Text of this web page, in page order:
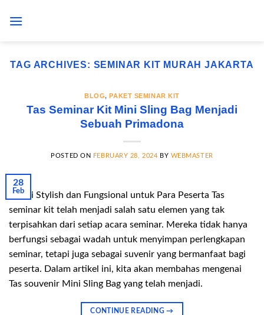
TAG ARCHIVES: SEMINAR KIT MURAH JAKARTA
BLOG,PAKET SEMINAR KIT
Tas Seminar Kit Mini Sling Bag Menjadi
Sebuah Primadona
POSTED ON FEBRUARY 28, 2024 BY WEBMASTER
28
Feb
Solusi Stylish dan Fungsional untuk Para Peserta Tas
seminar kit telah menjadi salah satu elemen yang tak
terpisahkan dari setiap acara seminar. Mereka tidak hanya
berfungsi sebagai wadah untuk menyimpan perlengkapan
seminar, tetapi juga sebagai suvenir yang bermanfaat bagi
peserta. Dalam artikel ini, kita akan membahas mengenai
Tas souvenir Mini Sling Bag yang telah menjadi.
CONTINUE READING→